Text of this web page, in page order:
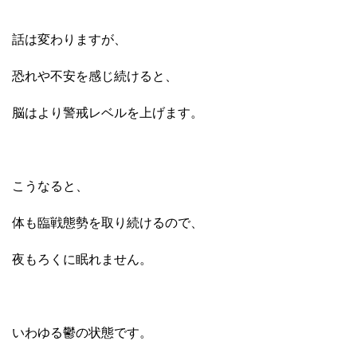
話は変わりますが、
恐れや不安を感じ続けると、
脳はより警戒レベルを上げます。
こうなると、
体も臨戦態勢を取り続けるので、
夜もろくに眠れません。
いわゆる鬱の状態です。